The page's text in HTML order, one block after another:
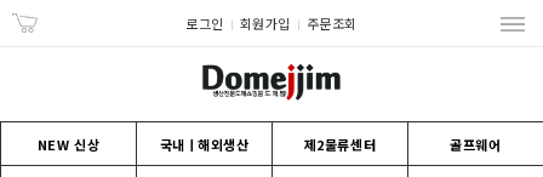
로그인 회원가입 주문조회
NEW 신상 국내ㅣ해외생산 제2물류센터 골프웨어